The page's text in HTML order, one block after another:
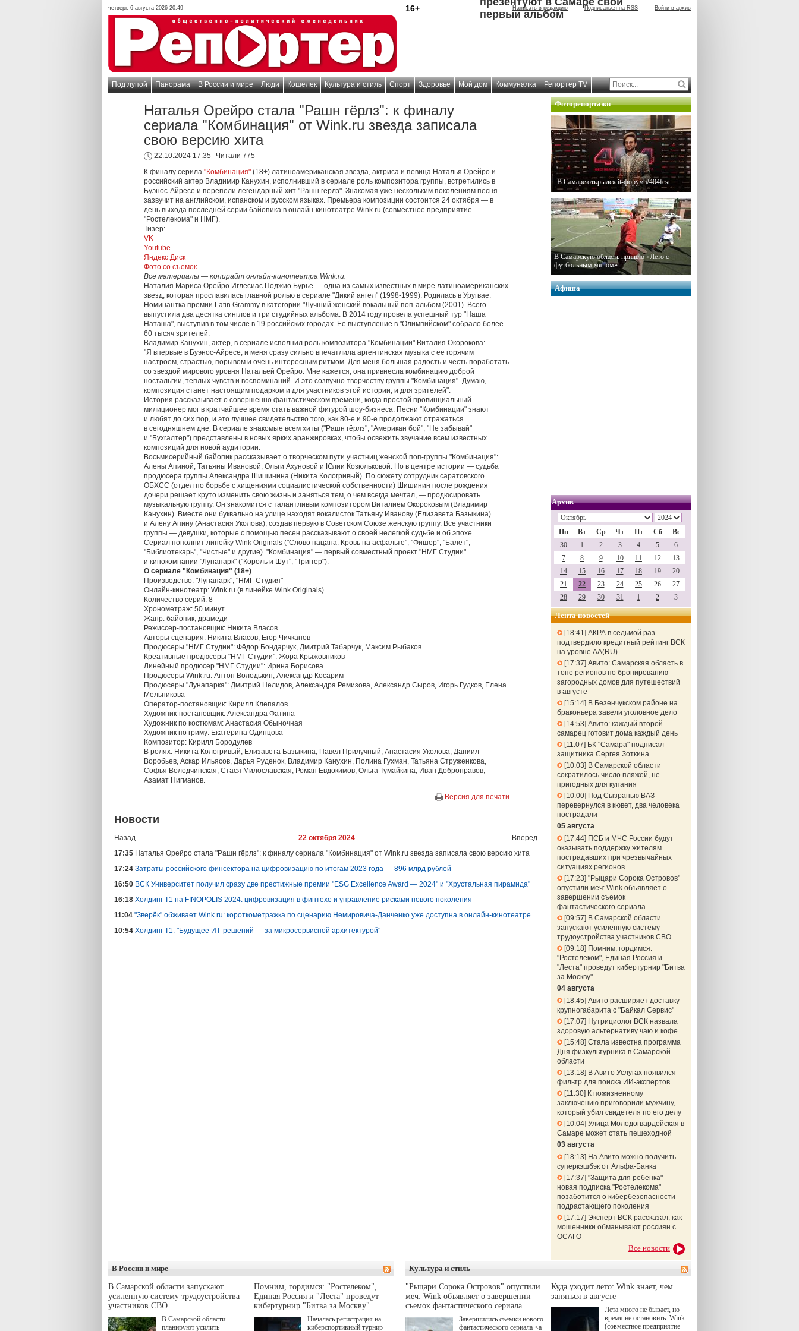
четверг, 6 августа 2026 20:49 16+ Написать в редакцию Подписаться на RSS Войти в архив
первый альбом
Под лупой Панорама В России и мире Люди Кошелек Культура и стиль Спорт Здоровье Мой дом Коммуналка Репортер TV
Наталья Орейро стала "Рашн гёрлз": к финалу
сериала "Комбинация" от Wink.ru звезда записала
свою версию хита
22.10.2024 17:35
Читали 775
К финалу серила "Комбинация" (18+) латиноамериканская звезда, актриса и певица Наталья Орейро и
российский актер Владимир Канухин, исполнивший в сериале роль композитора группы, встретились в
Буэнос-Айресе и перепели легендарный хит "Рашн гёрлз". Знакомая уже нескольким поколениям песня
зазвучит на английском, испанском и русском языках. Премьера композиции состоится 24 октября — в
день выхода последней серии байопика в онлайн-кинотеатре Wink.ru (совместное предприятие
"Ростелекома" и НМГ).
Тизер:
VK
Youtube
Яндекс.Диск
Фото со съемок
Все материалы — копирайт онлайн-кинотеатра Wink.ru.
Наталия Мариса Орейро Иглесиас Поджио Бурье — одна из самых известных в мире латиноамериканских
звезд, которая прославилась главной ролью в сериале "Дикий ангел" (1998-1999). Родилась в Уругвае.
Номинантка премии Latin Grammy в категории "Лучший женский вокальный поп-альбом (2001). Всего
выпустила два десятка синглов и три студийных альбома. В 2014 году провела успешный тур "Наша
Наташа", выступив в том числе в 19 российских городах. Ее выступление в "Олимпийском" собрало более
60 тысяч зрителей.
Владимир Канухин, актер, в сериале исполнил роль композитора "Комбинации" Виталия Окорокова:
"Я впервые в Буэнос-Айресе, и меня сразу сильно впечатлила аргентинская музыка с ее горячим
настроем, страстью, порывом и очень интересным ритмом. Для меня большая радость и честь поработать
со звездой мирового уровня Натальей Орейро. Мне кажется, она привнесла комбинацию доброй
ностальгии, теплых чувств и воспоминаний. И это созвучно творчеству группы "Комбинация". Думаю,
композиция станет настоящим подарком и для участников этой истории, и для зрителей".
История рассказывает о совершенно фантастическом времени, когда простой провинциальный
милиционер мог в кратчайшее время стать важной фигурой шоу-бизнеса. Песни "Комбинации" знают
и любят до сих пор, и это лучшее свидетельство того, как 80-е и 90-е продолжают отражаться
в сегодняшнем дне. В сериале знакомые всем хиты ("Рашн гёрлз", "Американ бой", "‎Не забывай"‎
и "Бухгалтер") представлены в новых ярких аранжировках, чтобы освежить звучание всем известных
композиций для новой аудитории.
Восьмисерийный байопик рассказывает о творческом пути участниц женской поп-группы "Комбинация":
Алены Апиной, Татьяны Ивановой, Ольги Ахуновой и Юлии Козюльковой. Но в центре истории — судьба
продюсера группы Александра Шишинина (Никита Кологривый). По сюжету сотрудник саратовского
ОБХСС (отдел по борьбе с хищениями социалистической собственности) Шишинин после рождения
дочери решает круто изменить свою жизнь и заняться тем, о чем всегда мечтал, — продюсировать
музыкальную группу. Он знакомится с талантливым композитором Виталием Окороковым (Владимир
Канухин). Вместе они буквально на улице находят вокалисток Татьяну Иванову (Елизавета Базыкина)
и Алену Апину (Анастасия Уколова), создав первую в Советском Союзе женскую группу. Все участники
группы — девушки, которые с помощью песен рассказывают о своей нелегкой судьбе и об эпохе.
Сериал пополнит линейку Wink Originals ("‎Слово пацана. Кровь на асфальте"‎, "Фишер", "Балет",
"‎Библиотекарь"‎, "Чистые" и другие). "Комбинация" — первый совместный проект "НМГ Студии"
и кинокомпании "Лунапарк" ("Король и Шут", "‎Триггер"‎‎)‎.
О сериале "Комбинация" (18+)
Производство: "Лунапарк", "НМГ Студия"
Онлайн-кинотеатр: Wink.ru (в линейке Wink Originals)
Количество серий: 8
Хронометраж: 50 минут
Жанр: байопик, драмеди
Режиссер-постановщик: Никита Власов
Авторы сценария: Никита Власов, Егор Чичканов
Продюсеры "‎НМГ Студии": Фёдор Бондарчук, Дмитрий Табарчук, Максим Рыбаков
Креативные продюсеры "‎НМГ Студии": Жора Крыжовников
Линейный продюсер "‎НМГ Студии": Ирина Борисова
Продюсеры Wink.ru: Антон Володькин, Александр Косарим
Продюсеры "Лунапарка": Дмитрий Нелидов, Александра Ремизова, Александр Сыров, Игорь Гудков, Елена
Мельникова
Оператор-постановщик: Кирилл Клепалов
Художник-постановщик: Александра Фатина
Художник по костюмам: Анастасия Обыночная
Художник по гриму: Екатерина Одинцова
Композитор: Кирилл Бородулев
В ролях: Никита Кологривый, Елизавета Базыкина, Павел Прилучный, Анастасия Уколова, Даниил
Воробьев, Аскар Ильясов, Дарья Руденок, Владимир Канухин, Полина Гухман, Татьяна Струженкова,
Софья Володчинская, Стася Милославская, Роман Евдокимов, Ольга Тумайкина, Иван Добронравов,
Азамат Нигманов.
Версия для печати
Новости
Назад. 22 октября 2024
Вперед.
17:35 Наталья Орейро стала "Рашн гёрлз": к финалу сериала "Комбинация" от Wink.ru звезда записала свою версию хита
17:24 Затраты российского финсектора на цифровизацию по итогам 2023 года — 896 млрд рублей
16:50 ВСК Университет получил сразу две престижные премии "ESG Excellence Award — 2024" и "Хрустальная пирамида"
16:18 Холдинг Т1 на FINOPOLIS 2024: цифровизация в финтехе и управление рисками нового поколения
11:04 "Зверёк" обживает Wink.ru: короткометражка по сценарию Немировича-Данченко уже доступна в онлайн-кинотеатре
10:54 Холдинг Т1: "Будущее ИТ-решений — за микросервисной архитектурой"
Фоторепортажи
В Самаре открылся it-форум #404fest
В Самарскую область пришло «Лето с
футбольным мячом»
Афиша
Архив
Пн Вт Ср Чт Пт Сб
Вс
30
1 2 3 4 5
6
7
8 9 10 11 12
13
14
15 16 17 18 19
20
21
22 23 24 25 26
27
28
29 30 31 1 2 3
Лента новостей
18:41 АКРА в седьмой раз
подтвердило кредитный рейтинг ВСК
на уровне АА(RU)
17:37 Авито: Самарская область в
топе регионов по бронированию
загородных домов для путешествий
в августе
15:14 В Безенчукском районе на
браконьера завели уголовное дело
14:53 Авито: каждый второй
самарец готовит дома каждый день
11:07
БК "Самара" подписал
защитника Сергея Зоткина
10:03
В Самарской области
сократилось число пляжей, не
пригодных для купания
10:00 Под Сызранью ВАЗ
перевернулся в кювет, два человека
пострадали
05 августа
17:44 ПСБ и МЧС России будут
оказывать поддержку жителям
пострадавших при чрезвычайных
ситуациях регионов
17:23 "Рыцари Сорока Островов"
опустили меч: Wink объявляет о
завершении съемок
фантастического сериала
09:57
В Самарской области
запускают усиленную систему
трудоустройства участников СВО
09:18 Помним, гордимся:
"Ростелеком", Единая Россия и
"Леста" проведут кибертурнир "Битва
за Москву"
04 августа
18:45 Авито расширяет доставку
крупногабарита с "Байкал Сервис"
17:07
Нутрициолог ВСК назвала
здоровую альтернативу чаю и кофе
15:48 Стала известна программа
Дня физкультурника в Самарской
области
13:18 В Авито Услугах появился
фильтр для поиска ИИ-экспертов
11:30 К пожизненному
заключению приговорили мужчину,
который убил свидетеля по его делу
10:04 Улица Молодогвардейская в
Самаре может стать пешеходной
03 августа
18:13
На Авито можно получить
суперкэшбэк от Альфа-Банка
17:37 "Защита для ребенка" —
новая подписка "Ростелекома"
позаботится о кибербезопасности
подрастающего поколения
17:17 Эксперт ВСК рассказал, как
мошенники обманывают россиян с
ОСАГО
Все новости
В России и мире
В Самарской области запускают
усиленную систему трудоустройства
участников СВО
В Самарской области
планируют усилить
Помним, гордимся: "Ростелеком",
Единая Россия и "Леста" проведут
кибертурнир "Битва за Москву"
Началась регистрация на
киберспортивный турнир
Культура и стиль
"Рыцари Сорока Островов" опустили
меч: Wink объявляет о завершении
съемок фантастического сериала
Завершились съемки нового
фантастического сериала <a
Куда уходит лето: Wink знает, чем
заняться в августе
Лета много не бывает, но
время не остановить. Wink
(совместное предприятие